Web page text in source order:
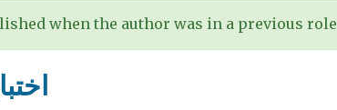
when the author was in a previous role